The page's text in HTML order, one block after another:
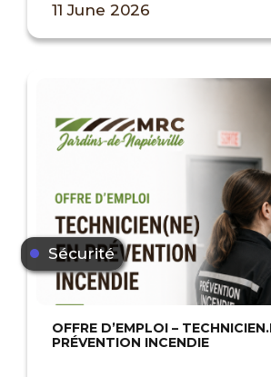
11 June 2026
Sécurité
OFFRE D’EMPLOI –
PRÉVENTION INCENDIE